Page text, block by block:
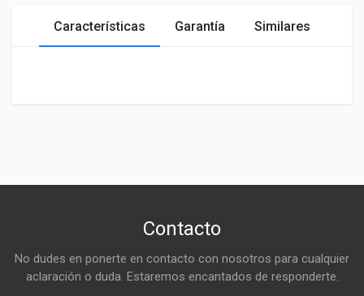
Características Garantía Similares
Contacto
No dudes en ponerte en contacto con nosotros para cualquier
aclaración o duda. Estaremos encantados de responderte.